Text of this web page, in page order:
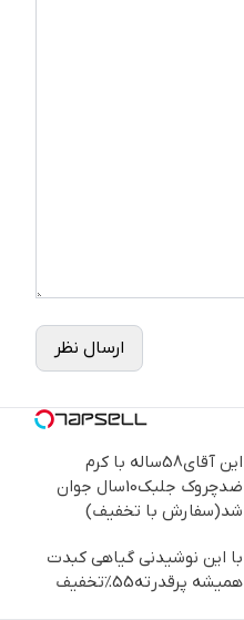
ارسال نظر
این آقای58ساله با کرم
ضدچروک جلبک10سال جوان
شد(سفارش با تخفیف)
با این نوشیدنی گیاهی کبدت
همیشه پرقدرته55%تخفیف